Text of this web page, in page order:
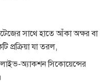
সাথে হাতে আঁকা অক্ষর বা
প্রক্রিয়া যা তরল,
অ্যাকশন সিকোয়েন্সের